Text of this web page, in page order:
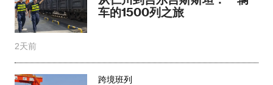
车的1500列之旅
2天前
跨境班列